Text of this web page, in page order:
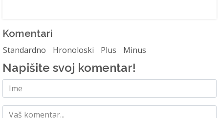
Komentari
Standardno Hronoloski Plus Minus
Napišite svoj komentar!